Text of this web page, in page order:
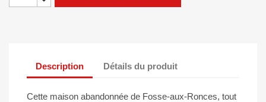
Description Détails du produit
Cette maison abandonnée de Fosse-aux-Ronces, tout